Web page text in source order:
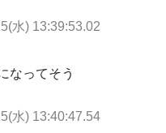
水) 13:39:53.02
なってそう
水) 13:40:47.54